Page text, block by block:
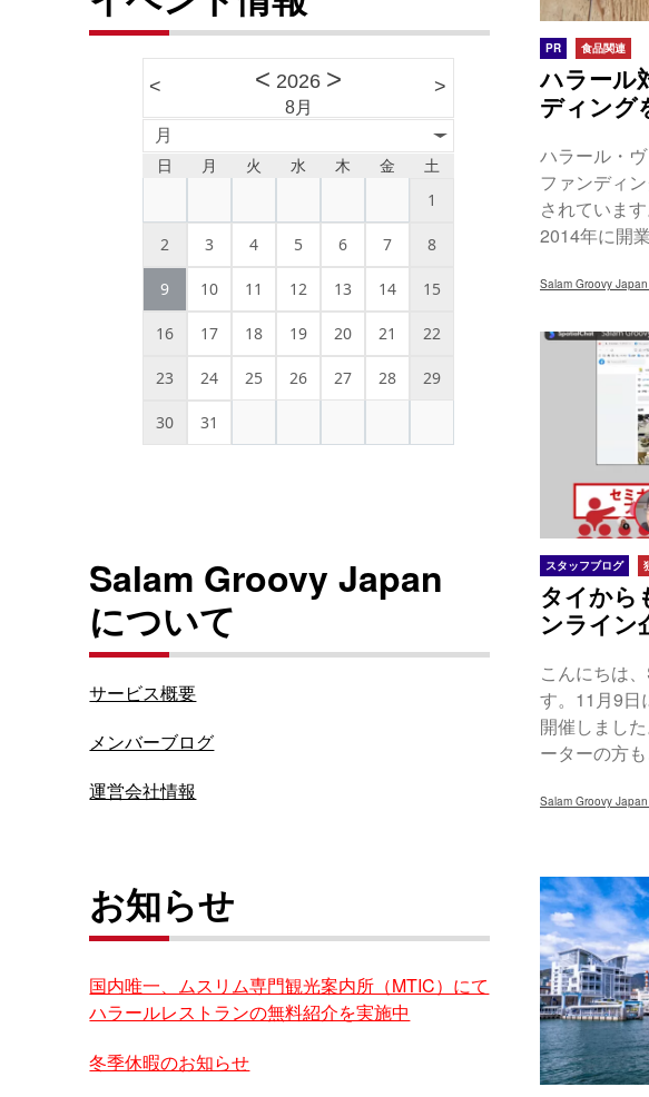
PR 食品関連
ハラール
ディング
ハラール・
ファンディ
されていま
2014年に開
Salam Groovy
スタッフブログ
タイから
ンライン
こんにちは
す。11月9日
開催しまし
ーターの方
Salam Groovy
< < 2026 >
8月
>
月
日 月 火 水 木 金 土
1
2 3 4 5 6 7 8
9 10 11 12 13 14 15
16 17 18 19 20 21 22
23 24 25 26 27 28 29
30 31
Salam Groovy Japan
について
サービス概要
メンバーブログ
運営会社情報
お知らせ
国内唯一、ムスリム専門観光案内所（MTIC）にて
ハラールレストランの無料紹介を実施中
冬季休暇のお知らせ